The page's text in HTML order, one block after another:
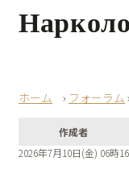
› フォーラム ›
作成者
2026年7月10日(金) 06時